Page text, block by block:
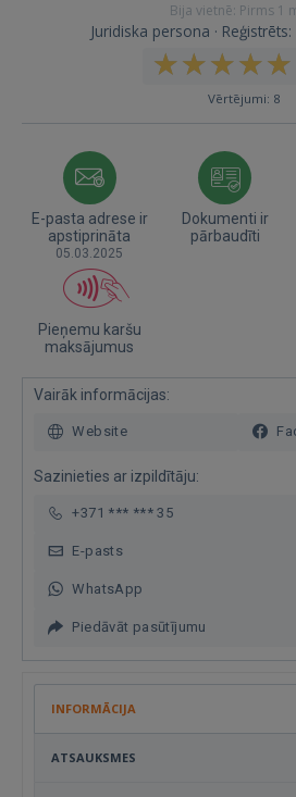
Bija vietnē: Pirms 1
Juridiska persona ·
Vērtējumi: 8
E-pasta adrese ir
apstiprināta
05.03.2025
Dokumenti ir
pārbaudīti
Pieņemu karšu
maksājumus
Vairāk informācijas:
Website
Sazinieties ar izpildītāju:
+371 *** *** 35
E-pasts
WhatsApp
Piedāvāt pasūtījumu
INFORMĀCIJA
ATSAUKSMES